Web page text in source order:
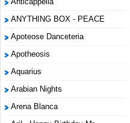
ANYTHING BOX - PEACE
Apoteose Danceteria
Apotheosis
Aquarius
Arabian Nights
Arena Blanca